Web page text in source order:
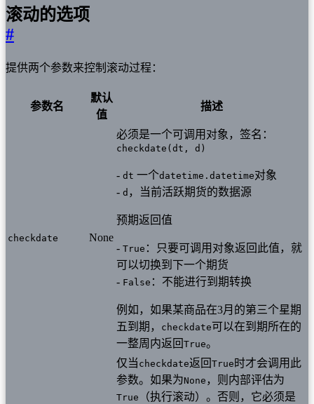
滚动的选项
#
提供两个参数来控制滚动过程：
参数名
默认
值
描述
checkdate None
必须是一个可调用对象，签名：
checkdate(dt, d)
- dt 一个datetime.datetime对象
- d ，当前活跃期货的数据源
预期返回值
- True ：只要可调用对象返回此值，就
可以切换到下一个期货
- False ：不能进行到期转换
例如，如果某商品在3月的第三个星期
五到期，
checkdate可以在到期所在的
一整周内返回 True。
仅当 checkdate返回 True 时才会调用此
参数。如果为None ，则内部评估为
True
（执行滚动）。否则，它必须是